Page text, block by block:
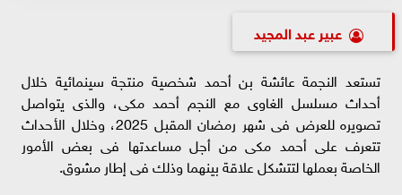
عبير عبد المجيد
تستعد النجمة عائشة بن أحمد شخصية منتجة سينمائية خلال
أحداث مسلسل الغاوى مع النجم أحمد مكى، والذى يتواصل
تصويره للعرض فى شهر رمضان المقبل 2025، وخلال الأحداث
تتعرف على أحمد مكى من أجل مساعدتها فى بعض الأمور
الخاصة بعملها لتتشكل علاقة بينهما وذلك فى إطار مشوق.